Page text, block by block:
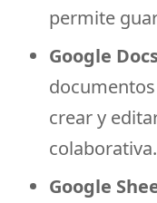
permite
Google
crear y
colaborativa.
Google